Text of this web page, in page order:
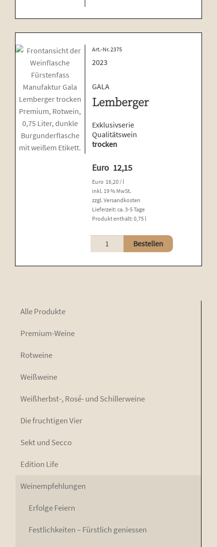
Art.-Nr. 2375
2023
GALA
Lemberger
Exklusivserie
Qualitätswein
trocken
Euro 12,15
Euro 16,20 / l
inkl. 19 % MwSt.
zzgl.Versandkosten
Lieferzeit:ca. 3-5 Tage
Produkt enthält: 0,75 l
Lemberger
Menge
Bestellen
Alle Pro­duk­te
Pre­mi­um-Wei­ne
Rot­wei­ne
Weiß­wei­ne
Weiß­herbst-, Rosé- und Schillerweine
Die fruch­ti­gen Vier
Sekt und Secco
Edi­ti­on Life
Wein­emp­feh­lun­gen
Erfol­ge Feiern
Fest­lich­kei­ten – Fürst­lich geniessen